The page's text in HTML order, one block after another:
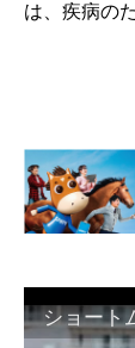
は、疾病の
ショート